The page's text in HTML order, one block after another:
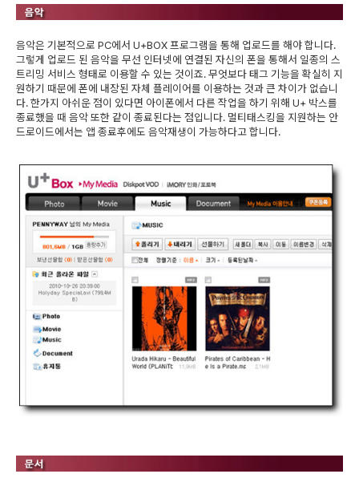
음악은 기본적으로 PC에서 U+BOX 프로그램을 통해 업로드를 해야 합니다.
그렇게 업로드 된 음악을 무선 인터넷에 연결된 자신의 폰을 통해서 일종의 스
트리밍 서비스 형태로 이용할 수 있는 것이죠. 무엇보다 태그 기능을 확실히 지
원하기 때문에 폰에 내장된 자체 플레이어를 이용하는 것과 큰 차이가 없습니
다. 한가지 아쉬운 점이 있다면 아이폰에서 다른 작업을 하기 위해 U+ 박스를
종료했을 때 음악 또한 같이 종료된다는 점입니다. 멀티태스킹을 지원하는 안
드로이드에서는 앱 종료후에도 음악재생이 가능하다고 합니다.